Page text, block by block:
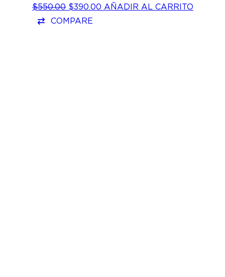
$550.00 EL
ORIGINAL
$390.00 EL
AÑADIR AL CARRITO
COMPARE